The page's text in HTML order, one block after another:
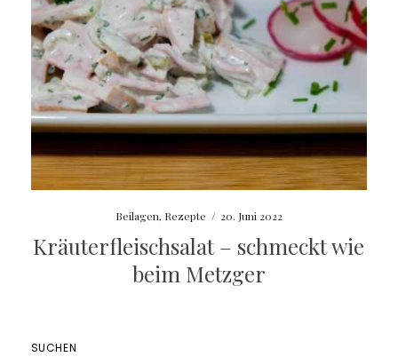
Beilagen, Rezepte / 20. Juni 2022
Kräuterfleischsalat – schmeckt wie
beim Metzger
SUCHEN